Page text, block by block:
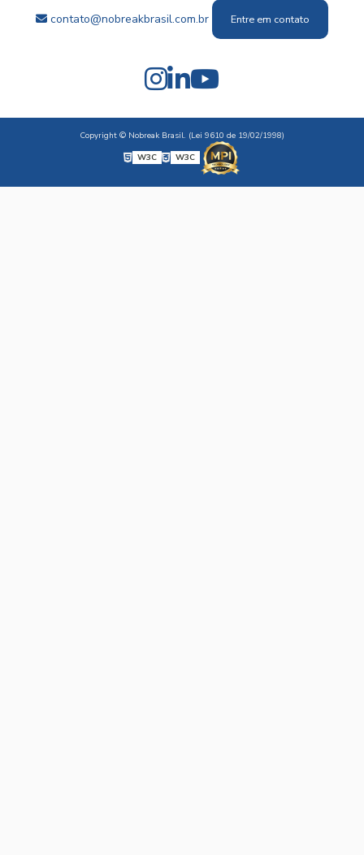
contato@nobreakbrasil.com.br Entre em contato
Copyright © Nobreak Brasil. (Lei 9610 de 19/02/1998)
W3C
W3C